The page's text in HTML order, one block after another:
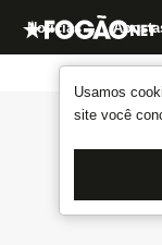
Usamos
site você
Notícias